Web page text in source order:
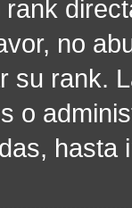
no
su rank.
o
hasta